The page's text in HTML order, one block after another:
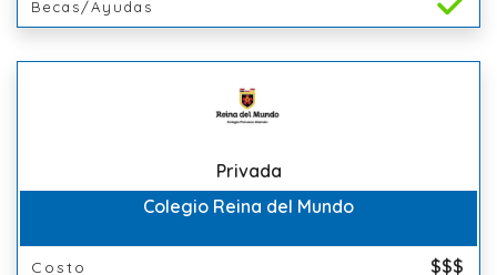
Becas/Ayudas
Privada
Colegio Reina del Mundo
Costo $$$